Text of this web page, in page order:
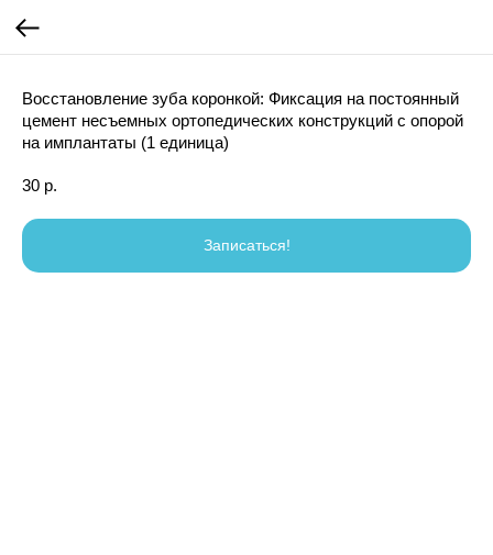
Восстановление зуба коронкой: Фиксация на постоянный
цемент несъемных ортопедических конструкций с опорой
на имплантаты (1 единица)
30 р.
Записаться!